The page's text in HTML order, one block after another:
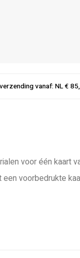
vanaf: NL €
voor één kaart
voorbedrukte